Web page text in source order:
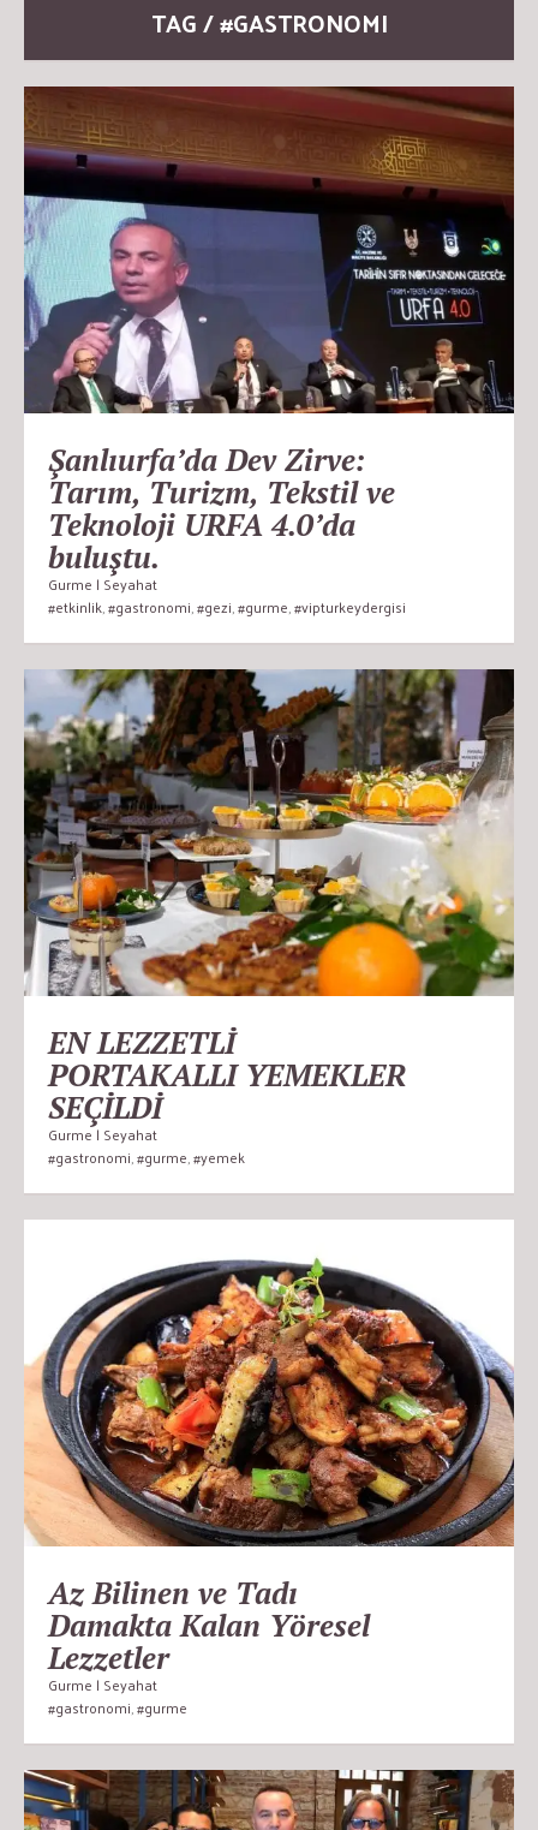
TAG / #GASTRONOMI
Şanlıurfa’da Dev Zirve:
Tarım, Turizm, Tekstil ve
Teknoloji URFA 4.0’da
buluştu.
Gurme | Seyahat
#etkinlik,#gastronomi,#gezi,#gurme,#vipturkeydergisi
EN LEZZETLİ
PORTAKALLI YEMEKLER
SEÇİLDİ
Gurme | Seyahat
#gastronomi,#gurme,#yemek
Az Bilinen ve Tadı
Damakta Kalan Yöresel
Lezzetler
Gurme | Seyahat
#gastronomi,#gurme